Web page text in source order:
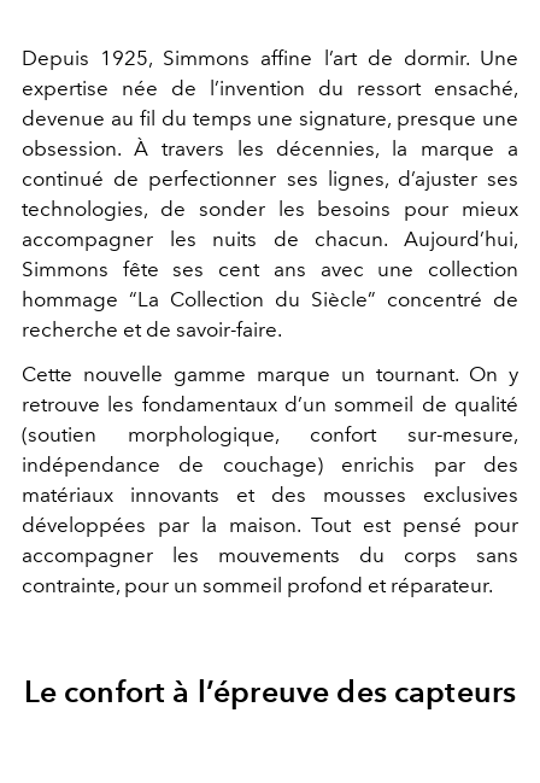
Depuis 1925, Simmons affine l’art de dormir. Une
expertise née de l’invention du ressort ensaché,
devenue au fil du temps une signature, presque une
obsession. À travers les décennies, la marque a
continué de perfectionner ses lignes, d’ajuster ses
technologies, de sonder les besoins pour mieux
accompagner les nuits de chacun. Aujourd’hui,
Simmons fête ses cent ans avec une collection
hommage “La Collection du Siècle” concentré de
recherche et de savoir-faire.
Cette nouvelle gamme marque un tournant. On y
retrouve les fondamentaux d’un sommeil de qualité
(soutien morphologique, confort sur-mesure,
indépendance de couchage) enrichis par des
matériaux innovants et des mousses exclusives
développées par la maison. Tout est pensé pour
accompagner les mouvements du corps sans
contrainte, pour un sommeil profond et réparateur.
Le confort à l’épreuve des capteurs